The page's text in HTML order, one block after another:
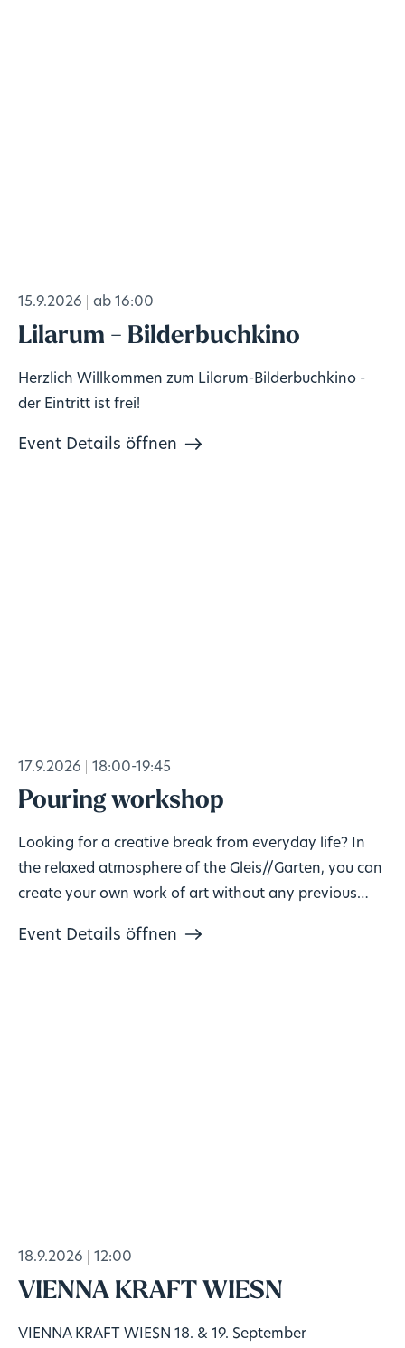
15.9.2026 ab 16:00
Lilarum - Bilderbuchkino
Herzlich Willkommen zum Lilarum-Bilderbuchkino -
der Eintritt ist frei!
Event Details öffnen
17.9.2026 18:00-19:45
Pouring workshop
Looking for a creative break from everyday life? In
the relaxed atmosphere of the Gleis//Garten, you can
create your own work of art without any previous
Event Details öffnen
18.9.2026 12:00
VIENNA KRAFT WIESN
VIENNA KRAFT WIESN 18. & 19. September